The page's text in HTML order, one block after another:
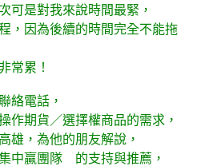
可是對我來說時間最緊，
，因為後續的時間完全不能拖
常累！
絡電話，
作期貨／選擇權商品的需求，
雄，為他的朋友解說，
中贏團隊 的支持與推薦，